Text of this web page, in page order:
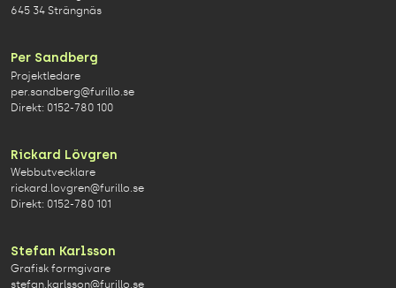
645 34 Strängnäs
Per Sandberg
Projektledare
per.sandberg@furillo.se
Direkt: 0152-780 100
Rickard Lövgren
Webbutvecklare
rickard.lovgren@furillo.se
Direkt: 0152-780 101
Stefan Karlsson
Grafisk formgivare
stefan.karlsson@furillo.se